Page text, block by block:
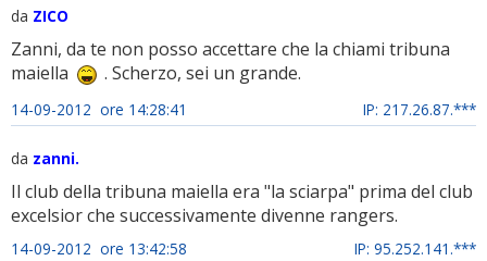
da ZICO
Zanni, da te non posso accettare che la chiami tribuna
maiella
. Scherzo, sei un grande.
14-09-2012 ore 14:28:41 IP: 217.26.87.***
da zanni.
Il club della tribuna maiella era "la sciarpa" prima del club
excelsior che successivamente divenne rangers.
14-09-2012 ore 13:42:58 IP: 95.252.141.***